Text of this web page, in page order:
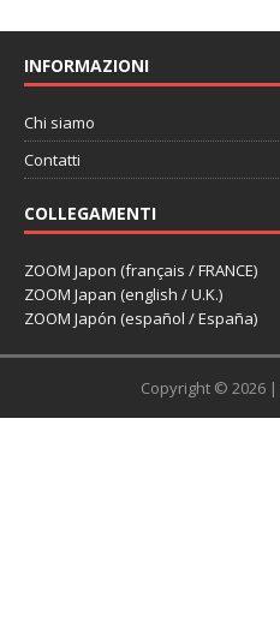
INFORMAZIONI
Chi siamo
Contatti
COLLEGAMENTI
ZOOM Japon (français / FRANCE)
ZOOM Japan (english / U.K.)
ZOOM Japón (español / España)
Copyright © 2026 |